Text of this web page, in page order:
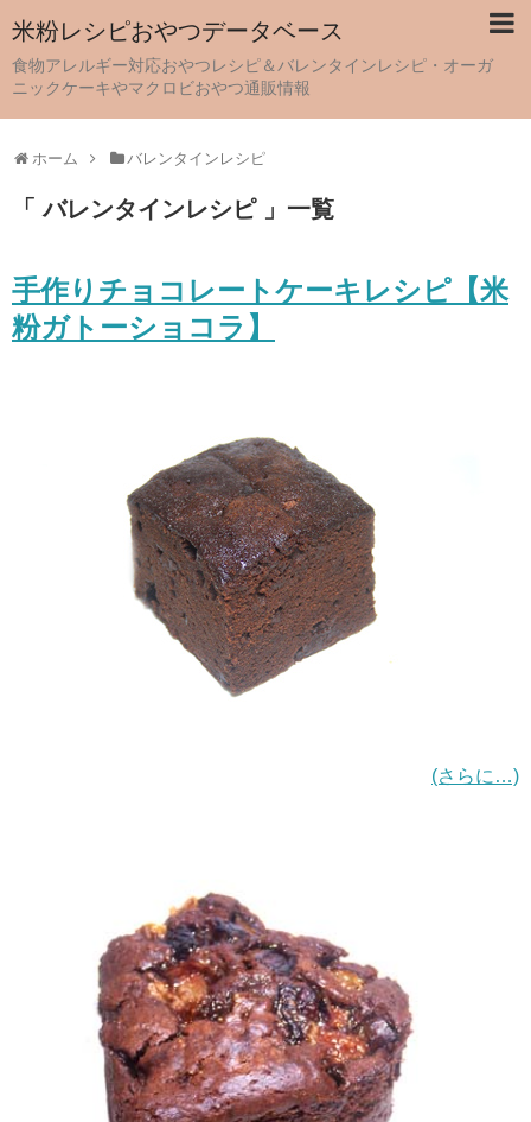
米粉レシピおやつデータベース
食物アレルギー対応おやつレシピ＆バレンタインレシピ・オーガ
ニックケーキやマクロビおやつ通販情報
ホーム バレンタインレシピ
「 バレンタインレシピ 」一覧
手作りチョコレートケーキレシピ【米
粉ガトーショコラ】
(さらに…)